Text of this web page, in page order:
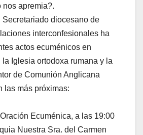
nos apremia?.
Secretariado diocesano de
interconfesionales ha
actos ecuménicos en
Iglesia ortodoxa rumana y la
de Comunión Anglicana
las más próximas:
Ecuménica, a las 19:00
Nuestra Sra. del Carmen